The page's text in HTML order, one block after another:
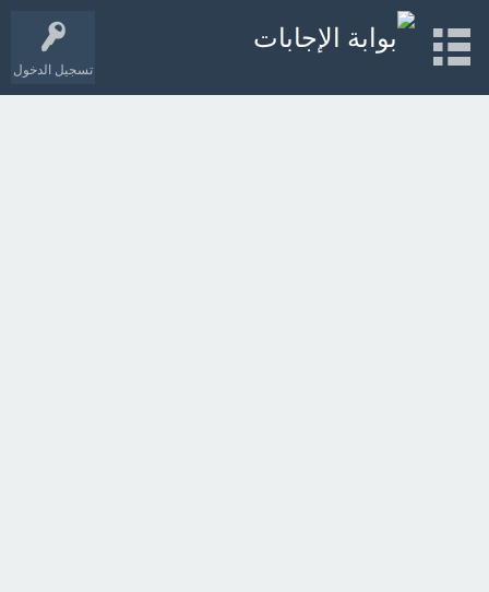
تسجيل الدخول